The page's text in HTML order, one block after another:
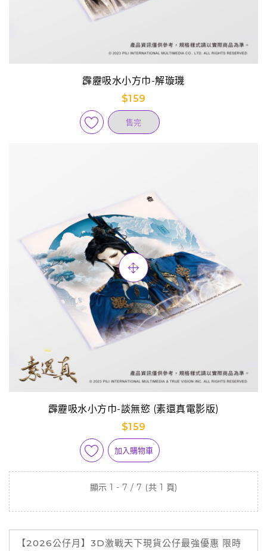
霹靂吸水小方巾-解璇璣
$159
售完
霹靂吸水小方巾-談無慾 (素還真電影版)
$159
加入購物車
顯示 1 - 7 / 7 (共 1 頁)
【2026公仔月】3D激戰天下現貨公仔最強優惠 限時